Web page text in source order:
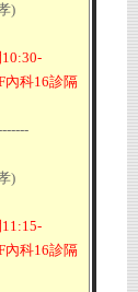
)
內科16診隔
)
內科16診隔